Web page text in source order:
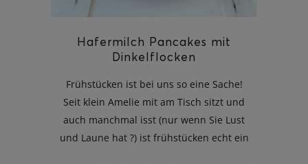
Hafermilch Pancakes mit
Dinkelflocken
Frühstücken ist bei uns so eine Sache!
Seit klein Amelie mit am Tisch sitzt und
auch manchmal isst (nur wenn Sie Lust
und Laune hat ?) ist frühstücken echt ein